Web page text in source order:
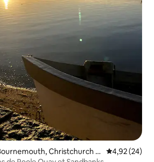
Christchurch a
Évaluation
4,92 (24)